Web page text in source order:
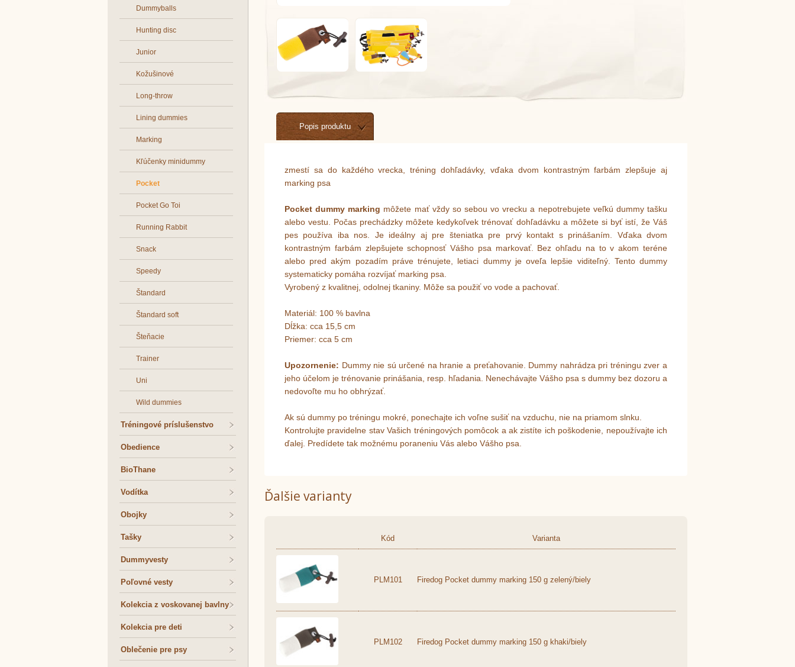
Dummyballs
Hunting disc
Junior
Kožušinové
Long-throw
Lining dummies
Marking
Kľúčenky minidummy
Pocket
Pocket Go Toi
Running Rabbit
Snack
Speedy
Štandard
Štandard soft
Šteňacie
Trainer
Uni
Wild dummies
Tréningové príslušenstvo
Obedience
BioThane
Vodítka
Obojky
Tašky
Dummyvesty
Poľovné vesty
Kolekcia z voskovanej bavlny
Kolekcia pre deti
Oblečenie pre psy
Popis produktu
zmestí sa do každého vrecka, tréning dohľadávky, vďaka dvom kontrastným farbám zlepšuje aj
marking psa
Pocket dummy marking môžete mať vždy so sebou vo vrecku a nepotrebujete veľkú dummy tašku
alebo vestu. Počas prechádzky môžete kedykoľvek trénovať dohľadávku a môžete si byť istí, že Váš
pes používa iba nos. Je ideálny aj pre šteniatka pre prvý kontakt s prinášaním. Vďaka dvom
kontrastným farbám zlepšujete schopnosť Vášho psa markovať. Bez ohľadu na to v akom teréne
alebo pred akým pozadím práve trénujete, letiaci dummy je oveľa lepšie viditeľný. Tento dummy
systematicky pomáha rozvíjať marking psa.
Vyrobený z kvalitnej, odolnej tkaniny. Môže sa použiť vo vode a pachovať.
Materiál: 100 % bavlna
Dĺžka: cca 15,5 cm
Priemer: cca 5 cm
Upozornenie: Dummy nie sú určené na hranie a preťahovanie. Dummy nahrádza pri tréningu zver a
jeho účelom je trénovanie prinášania, resp. hľadania. Nenechávajte Vášho psa s dummy bez dozoru a
nedovoľte mu ho obhrýzať.
Ak sú dummy po tréningu mokré, ponechajte ich voľne sušiť na vzduchu, nie na priamom slnku.
Kontrolujte pravidelne stav Vašich tréningových pomôcok a ak zistíte ich poškodenie, nepoužívajte ich
ďalej. Predídete tak možnému poraneniu Vás alebo Vášho psa.
Ďalšie varianty
Kód Varianta
PLM101 Firedog Pocket dummy marking 150 g zelený/biely
PLM102 Firedog Pocket dummy marking 150 g khaki/biely